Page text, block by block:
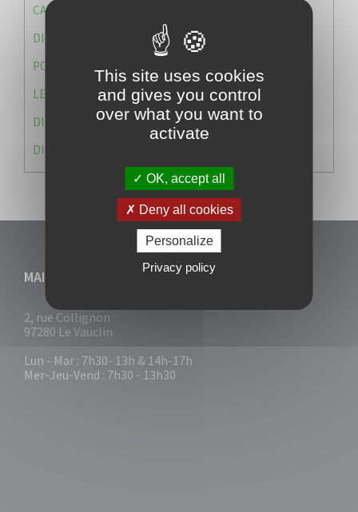
CAISSE DES ÉCOLES
DIRECTION DES SERVICES TECHNIQUES
POLICE MUNICIPALE
LE CABINET DU MAIRE
DIRECTION DES RESSOURCES ET MOYENS
DIRECTION DU DEVELLOPPEMENT URBAIN DURABL
MAIRIE DU VAUCLIN
2, rue Collignon
97280 Le Vauclin
Lun - Mar : 7h30- 13h & 14h-17h
Mer-Jeu-Vend : 7h30 - 13h30
This site uses cookies
and gives you control
over what you want to
activate
OK, accept all
Deny all cookies
Personalize
Privacy policy